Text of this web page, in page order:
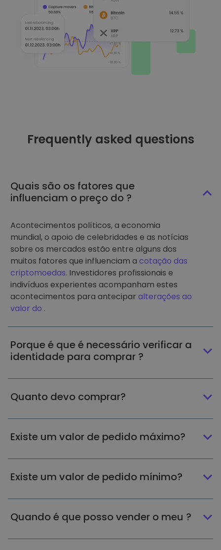
Frequently asked questions
Quais são os fatores que
influenciam o preço do ?
Acontecimentos políticos, a economia
mundial, o apoio de celebridades e as notícias
sobre os mercados estão entre alguns dos
muitos fatores que influenciam a cotação das
criptomoedas. Investidores profissionais e
indivíduos experientes acompanham estes
acontecimentos para antecipar alterações ao
valor do .
Porque é que é necessário verificar a
identidade para comprar ?
Quanto devo comprar?
Existe um valor de pedido máximo?
Existe um valor de pedido mínimo?
Quando é que posso vender o meu ?